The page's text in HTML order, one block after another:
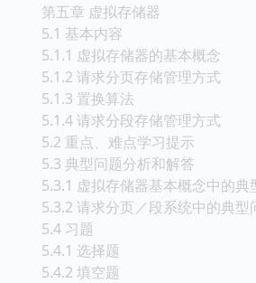
第五章 虚拟存储器
5.1 基本内容
5.1.1 虚拟存储器的基本概念
5.1.2 请求分页存储管理方式
5.1.3 置换算法
5.1.4 请求分段存储管理方式
5.2 重点、难点学习提示
5.3 典型问题分析和解答
5.3.1 虚拟存储器基本概念中的典
5.3.2 请求分页／段系统中的典型
5.4 习题
5.4.1 选择题
5.4.2 填空题